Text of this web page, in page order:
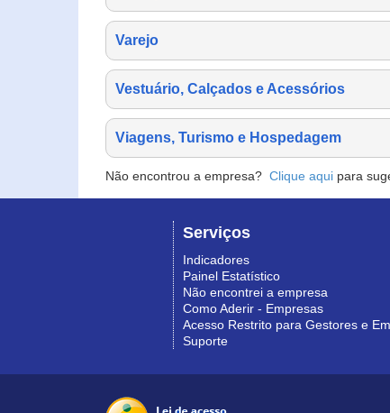
Varejo
Vestuário, Calçados e Acessórios
Viagens, Turismo e Hospedagem
Não encontrou a empresa? Clique aqui para
Serviços
Indicadores
Painel Estatístico
Não encontrei a empresa
Como Aderir - Empresas
Acesso Restrito para Gestores e
Suporte